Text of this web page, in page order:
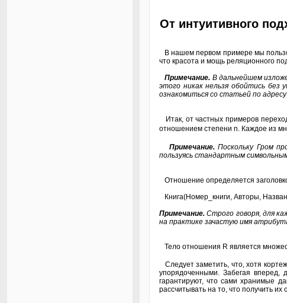
От интуитивного
В нашем первом примере мы
что красота и мощь реляционного
Примечание. В дальнейшем
этого никак нельзя обойтись
ознакомиться со статьей по адресу
Итак, от частных примеров
отношением степени n. Каждое из
Примечание.Поскольку Гром
пользуясь стандартным
Отношение определяется
Книга(Номер_книги, Авторы,
Примечание. Строго говоря, для
на практике зачастую имя
Тело отношения R является
Следует заметить, что, хотя
упорядоченными. Забегая вперед,
гарантируют, что сами хранимые
рассчитывать на то, что получить